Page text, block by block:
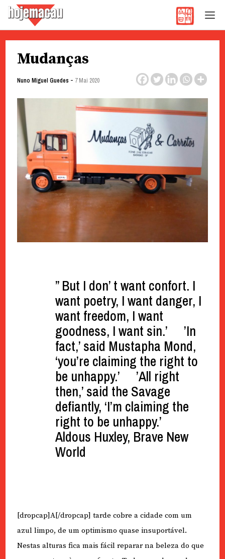
Mudanças
Nuno Miguel Guedes - 7 Mai 2020
” But I don’ t want confort. I
want poetry, I want danger, I
want freedom, I want
goodness, I want sin.’ ’In
fact,’ said Mustapha Mond,
‘you’re claiming the right to
be unhappy.’ ’All right
then,’ said the Savage
defiantly, ‘I’m claiming the
right to be unhappy.’
Aldous Huxley, Brave New
World
[dropcap]A[/dropcap] tarde cobre a cidade com um
azul limpo, de um optimismo quase insuportável.
Nestas alturas fica mais fácil reparar na beleza do que